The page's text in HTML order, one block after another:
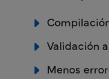
Validación
Menos